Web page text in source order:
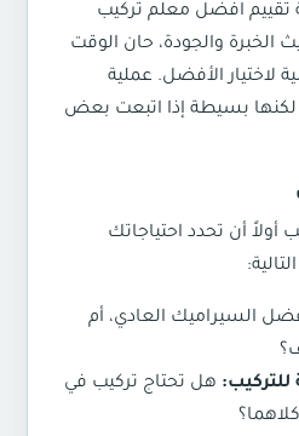
تقييم افضل معلم تركيب
الخبرة والجودة، حان الوقت
لاختيار الأفضل. عملية
لكنها بسيطة إذا اتبعت بعض
أولاً أن تحدد احتياجاتك
السيراميك العادي، أم
هل تحتاج تركيب في